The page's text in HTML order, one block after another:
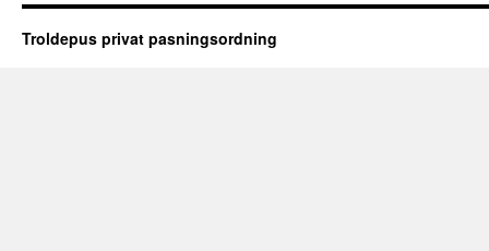
Troldepus privat pasningsordning